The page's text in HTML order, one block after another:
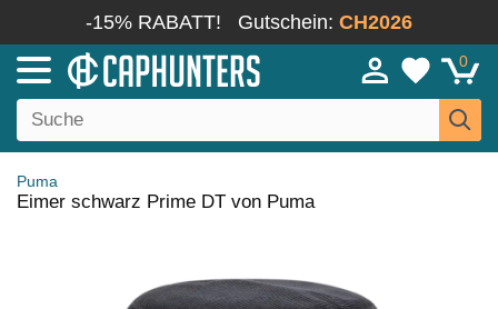
-15% RABATT! Gutschein: CH2026
0
Puma
Eimer schwarz Prime DT von Puma